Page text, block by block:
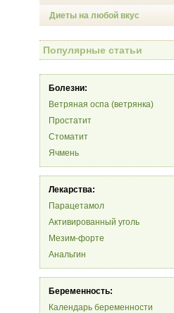
Диеты на любой вкус
Популярные статьи
Болезни:
Ветряная оспа (ветрянка)
Простатит
Стоматит
Ячмень
Лекарства:
Парацетамол
Активированный уголь
Мезим-форте
Анальгин
Беременность:
Календарь беременности